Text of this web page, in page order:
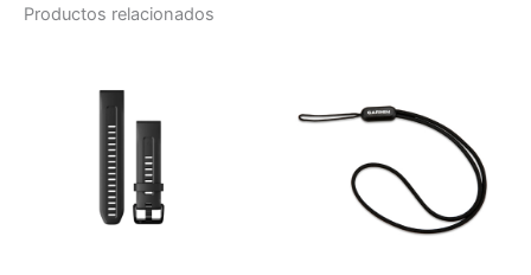
Productos relacionados